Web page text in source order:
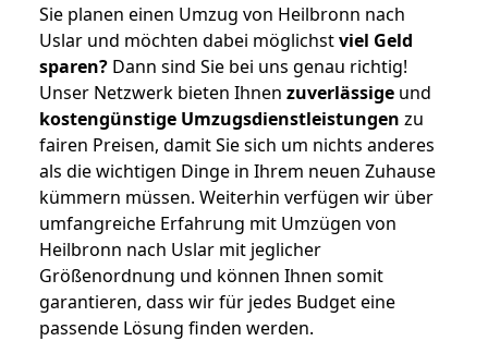
Sie planen einen Umzug von Heilbronn nach
Uslar und möchten dabei möglichstviel Geld
sparen? Dann sind Sie bei uns genau richtig!
Unser Netzwerk bieten Ihnen zuverlässige und
kostengünstige Umzugsdienstleistungen zu
fairen Preisen, damit Sie sich um nichts anderes
als die wichtigen Dinge in Ihrem neuen Zuhause
kümmern müssen. Weiterhin verfügen wir über
umfangreiche Erfahrung mit Umzügen von
Heilbronn nach Uslar mit jeglicher
Größenordnung und können Ihnen somit
garantieren, dass wir für jedes Budget eine
passende Lösung finden werden.